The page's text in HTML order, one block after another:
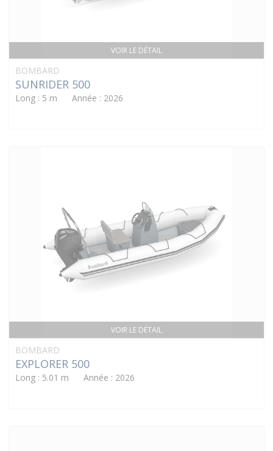
VOIR LE DÉTAIL
BOMBARD
SUNRIDER 500
Long : 5 m Année : 2026
VOIR LE DÉTAIL
BOMBARD
EXPLORER 500
Long : 5.01 m Année : 2026